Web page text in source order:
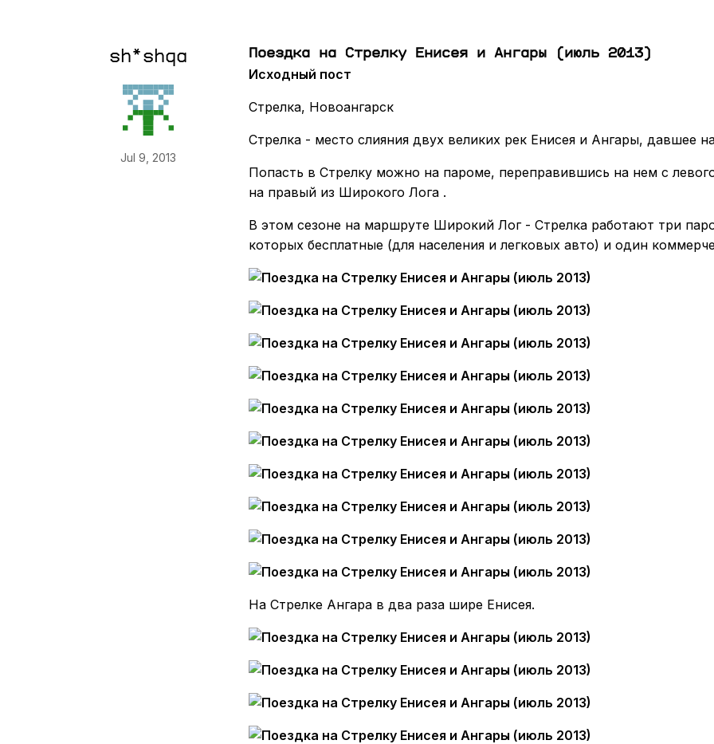
sh*shqa
Jul 9, 2013
Поездка на Стрелку Енисея и Ангары (июль 2013)
Исходный пост
Стрелка, Новоангарск
Стрелка - место слияния двух великих рек Енисея и Ангары, давшее
Попасть в Стрелку можно на пароме, переправившись на нем с
на правый из Широкого Лога .
В этом сезоне на маршруте Широкий Лог - Стрелка работают три
которых бесплатные (для населения и легковых авто) и один
На Стрелке Ангара в два раза шире Енисея.